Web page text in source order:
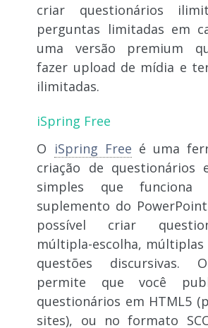
criar questionários
perguntas limitadas em
uma versão premium
fazer upload de mídia e
ilimitadas.
iSpring Free
O iSpring Free é uma
criação de questionários
simples que funciona
suplemento do
possível criar
múltipla-escolha, múltiplas
questões discursivas.
permite que você
questionários em HTML5
sites), ou no formato